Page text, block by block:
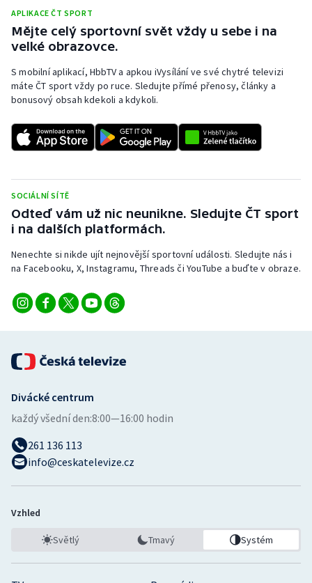
Parasport
Plavání
Plážový volejbal
Rychlobruslení
Rychlostní kanoistika
Short track
Sportovní střelba
Triatlon
Volejbal
Ostatní
APLIKACE ČT SPORT
Mějte celý sportovní svět vždy u sebe i na
velké obrazovce.
S mobilní aplikací, HbbTV a apkou iVysílání ve své chytré televizi
máte ČT sport vždy po ruce. Sledujte přímé přenosy, články a
bonusový obsah kdekoli a kdykoli.
SOCIÁLNÍ SÍTĚ
Odteď vám už nic neunikne. Sledujte ČT sport
i na dalších platformách.
Nenechte si nikde ujít nejnovější sportovní události. Sledujte nás i
na Facebooku, X, Instagramu, Threads či YouTube a buďte v obraze.
Divácké centrum
každý všední den:8:00—16:00 hodin
261 136 113
info@ceskatelevize.cz
Vzhled
Světlý Tmavý Systém